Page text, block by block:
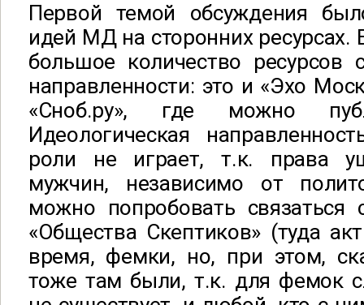
Первой темой обсуждения
идей МД на сторонних ресурсах.
большое количество ресурсов
направленности: это и «Эхо
«Сноб.ру», где можно
Идеологическая
роли не играет, т.к. права
мужчин, независимо от
можно попробовать связаться
«Общества Скептиков» (туда
время, фемки, но, при этом,
тоже там были, т.к. для фемок